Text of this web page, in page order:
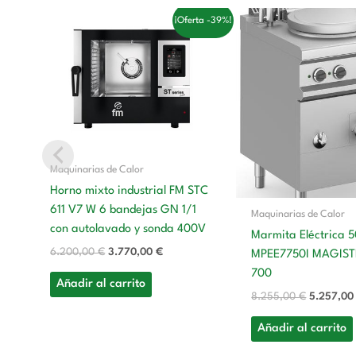
¡Oferta -39%!
Maquinarias de Calor
Horno mixto industrial FM STC
611 V7 W 6 bandejas GN 1/1
con autolavado y sonda 400V
6.200,00€
precio
original
era:
6.200,00 €.
3.770,00€
precio
actual
es:
3.770,00 €.
Añadir al carrito
Maquinarias de Calor
Marmita Eléctrica
MPEE7750I
700
8.255,00€
precio
original
era:
8.255,00
Añadir al carrito